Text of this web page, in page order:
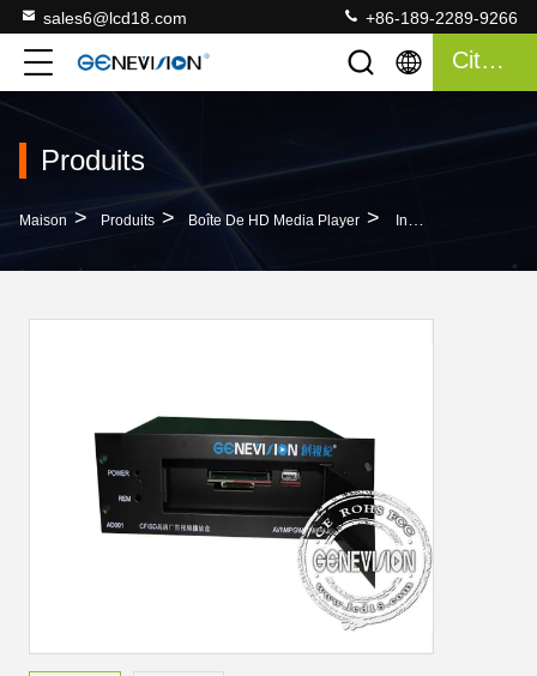
sales6@lcd18.com +86-189-2289-9266
Citation
Produits
Maison > Produits > Boîte De HD Media Player > Interface De Petite Taille De VGA/poids Du Commerce Annonçant Des CF/Carte SD De Soutien De Boîte De HD Media Player